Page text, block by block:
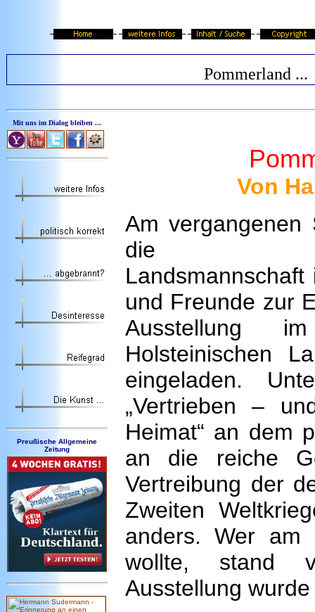
Pommerland ...
Mit uns im Dialog bleiben ...
Preußische Allgemeine
Zeitung
Von
Am vergangenen
die
und Freunde zur
Ausstellung
Holsteinischen
eingeladen.
„Vertrieben –
Heimat“ an dem
an die reiche
Vertreibung der
Zweiten
anders. Wer am
wollte, stand
Ausstellung